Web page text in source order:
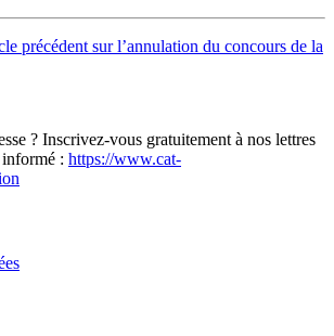
précédent sur l’annulation du concours de la
? Inscrivez-vous gratuitement à nos lettres
: https://www.cat-